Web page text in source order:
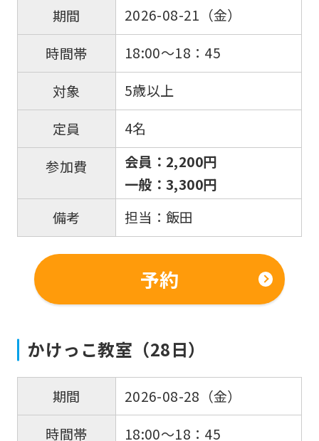
期間
2026-08-21（金）
時間帯
18:00～18：45
対象
5歳以上
定員
4名
参加費
会員：2,200円
一般：3,300円
備考
担当：飯田
予約
かけっこ教室（28日）
期間
2026-08-28（金）
時間帯
18:00～18：45
For
foreigners